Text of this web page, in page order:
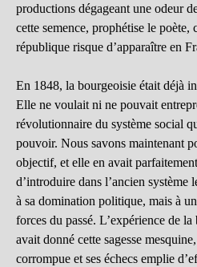
productions dégageant une odeur
cette semence, prophétise le poète,
république risque d’apparaître en
En 1848, la bourgeoisie était déjà
Elle ne voulait ni ne pouvait
révolutionnaire du système social
pouvoir. Nous savons maintenant
objectif, et elle en avait
d’introduire dans l’ancien système
à sa domination politique, mais à
forces du passé. L’expérience de
avait donné cette sagesse
corrompue et ses échecs emplie